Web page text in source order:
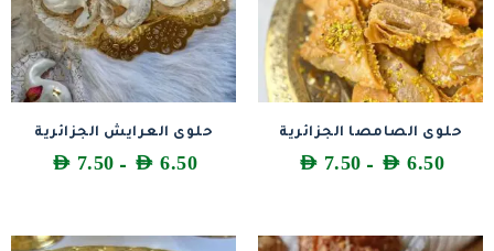
حلوى الصامصا الجزائرية
AED 6.50
–
AED 7.50
حلوى العرايش الجزائرية
AED 6.50
–
AED 7.50